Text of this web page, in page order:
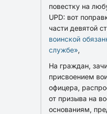
повестку на
UPD: вот
части девятой
воинской
службе»,
На граждан,
присвоением
офицера,
от призыва на
основаниям,